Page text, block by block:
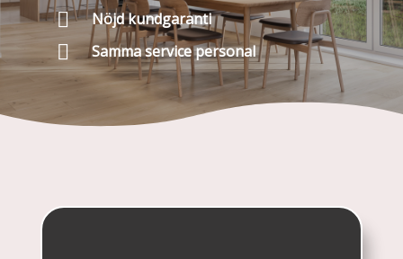
 Nöjd kundgaranti
 Samma service personal